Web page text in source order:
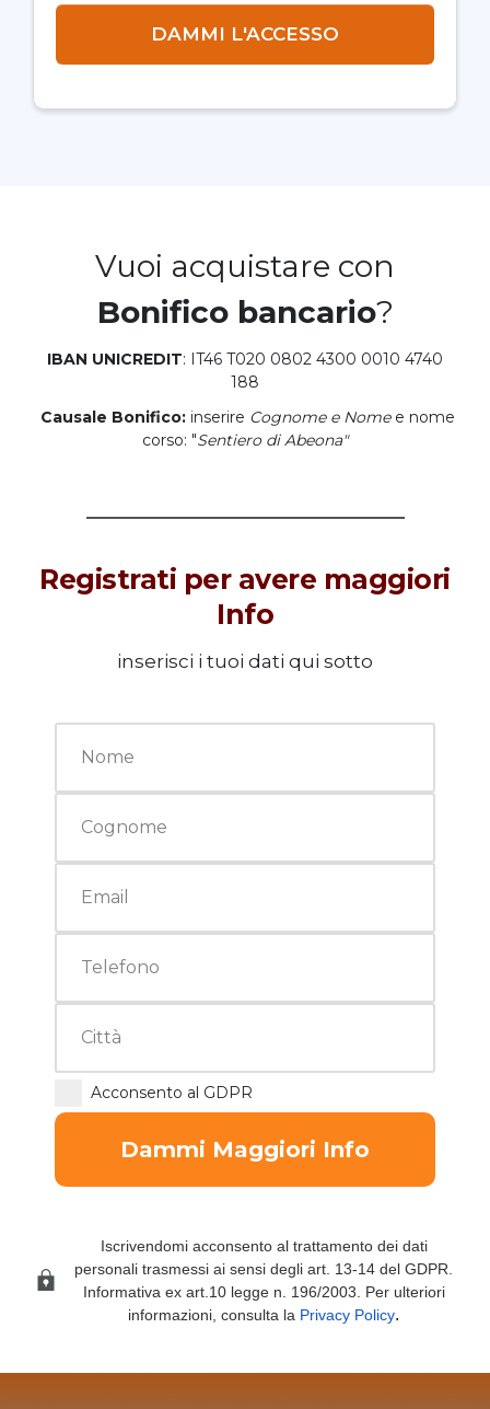
DAMMI L'ACCESSO
Vuoi acquistare con
Bonifico bancario?
IBAN UNICREDIT: IT46 T020 0802 4300 0010 4740
188
Causale Bonifico:inserire Cognome e Nomee nome
corso: "Sentiero di Abeona"
Registrati per avere maggiori
Info
inserisci i tuoi dati qui sotto
Acconsento al GDPR
Dammi Maggiori Info
Iscrivendomi acconsento al trattamento dei dati
personali trasmessi ai sensi degli art. 13-14 del GDPR.
Informativa ex art.10 legge n. 196/2003. Per ulteriori
informazioni, consulta la Privacy Policy.